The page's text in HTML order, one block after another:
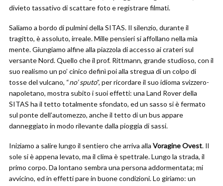
divieto tassativo di scattare foto e registrare filmati.
Saliamo a bordo di pulmini della SITAS. Il silenzio, durante il
tragitto, è assoluto, irreale. Mille pensieri si affollano nella mia
mente. Giungiamo alfine alla piazzola di accesso ai crateri sul
versante Nord. Quello che il prof. Rittmann, grande studioso, con il
suo realismo un po’ cinico definì poi alla stregua di un colpo di
tosse del vulcano, “no’ sputo”, per ricordare il suo idioma svizzero-
napoletano, mostra subito i suoi effetti: una Land Rover della
SITAS ha il tetto totalmente sfondato, ed un sasso si è fermato
sul ponte dell’automezzo, anche il tetto di un bus appare
danneggiato in modo rilevante dalla pioggia di sassi.
Iniziamo a salire lungo il sentiero che arriva alla Voragine Ovest. Il
sole si è appena levato, ma il clima è spettrale. Lungo la strada, il
primo corpo. Da lontano sembra una persona addormentata; mi
avvicino, ed in effetti pare in buone condizioni. Lo giriamo: un